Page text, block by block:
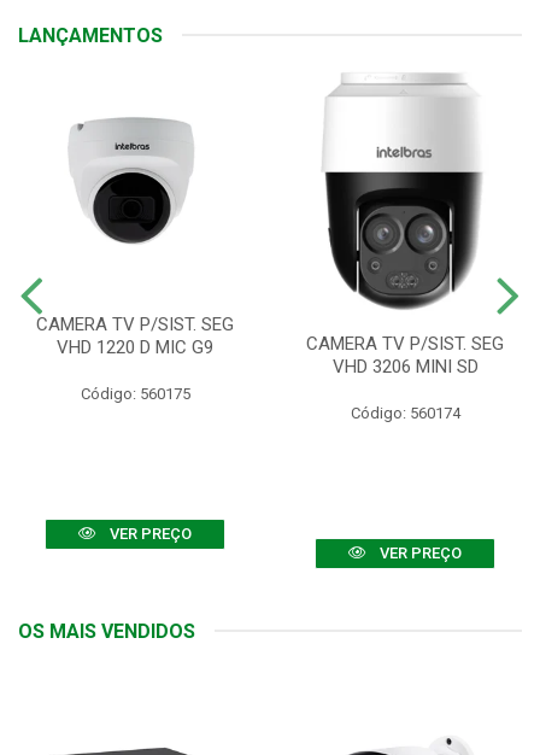
LANÇAMENTOS
CAMERA TV P/SIST. SEG
VHD 1220 D MIC G9
Código: 560175
VER PREÇO
CAMERA TV P/SIST. SEG
VHD 3206 MINI SD
Código: 560174
VER PREÇO
OS MAIS VENDIDOS